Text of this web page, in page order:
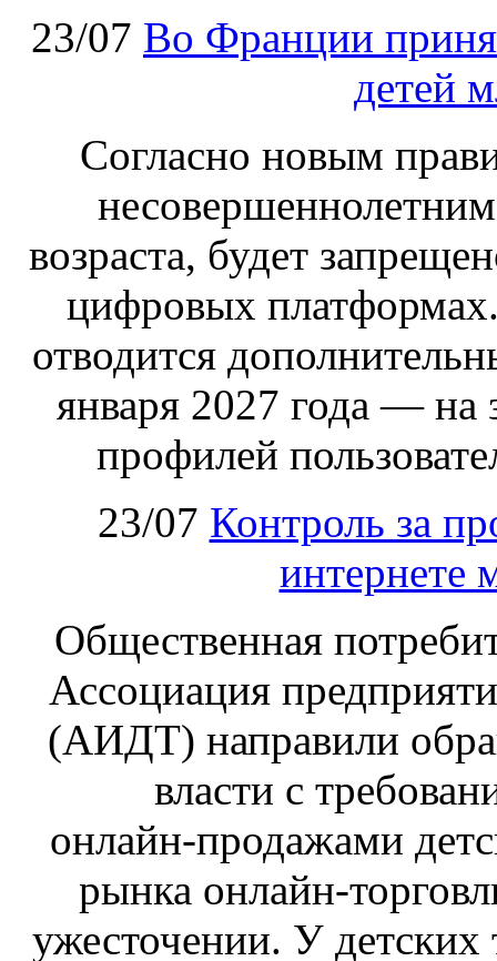
23/07 Во Франции
детей
Согласно новым
возраста, будет
цифровых
отводится
января 2027 года —
профилей
23/07 Контроль за
интернете
Общественная
Ассоциация
(АИДТ) направили
власти с
онлайн‑продажами
рынка онлайн-
ужесточении. У детских